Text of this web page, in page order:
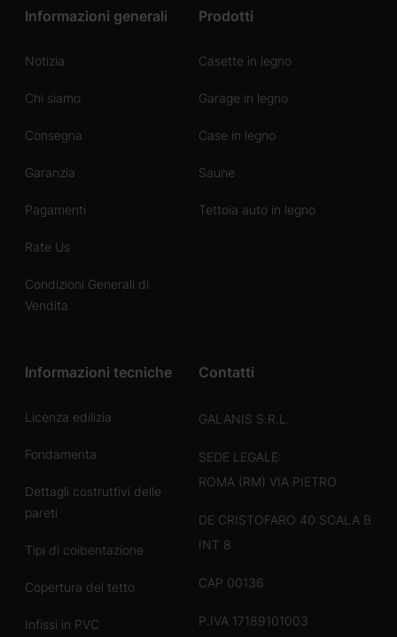
Informazioni generali
Notizia
Chi siamo
Consegna
Garanzia
Pagamenti
Rate Us
Condizioni Generali di
Vendita
Prodotti
Casette in legno
Garage in legno
Case in legno
Saune
Tettoia auto in legno
Informazioni tecniche
Licenza edilizia
Fondamenta
Dettagli costruttivi delle
pareti
Tipi di coibentazione
Copertura del tetto
Infissi in PVC
Contatti
GALANIS S.R.L.
SEDE LEGALE:
ROMA (RM) VIA PIETRO
DE CRISTOFARO 40 SCALA B
INT 8
CAP 00136
P.IVA 17189101003